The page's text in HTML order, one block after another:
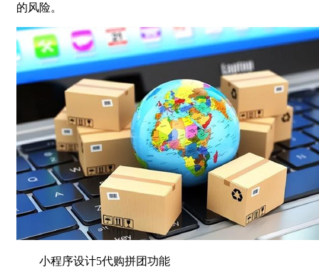
的风险。
小程序设计5代购拼团功能